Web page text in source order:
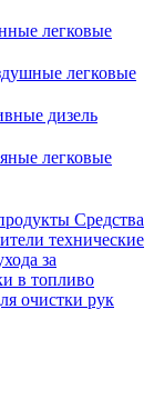
легковые
легковые
дизель
легковые
Средства
технические
за
в топливо
очистки рук